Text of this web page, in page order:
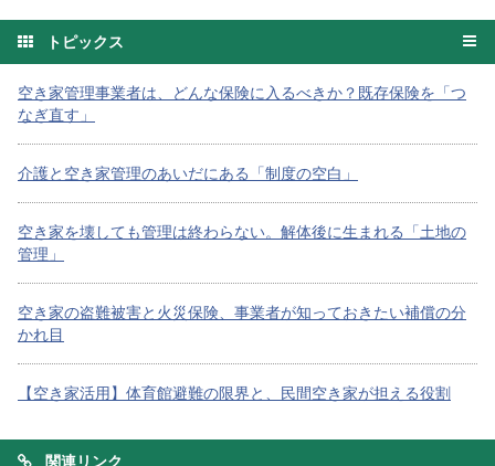
トピックス
空き家管理事業者は、どんな保険に入るべきか？既存保険を「つ
なぎ直す」
介護と空き家管理のあいだにある「制度の空白」
空き家を壊しても管理は終わらない。解体後に生まれる「土地の
管理」
空き家の盗難被害と火災保険、事業者が知っておきたい補償の分
かれ目
【空き家活用】体育館避難の限界と、民間空き家が担える役割
関連リンク